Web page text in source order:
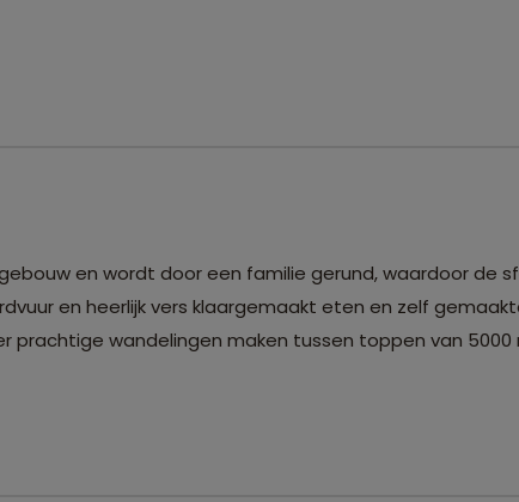
en wordt door een familie gerund, waardoor de
en heerlijk vers klaargemaakt eten en zelf
prachtige wandelingen maken tussen toppen van 5000